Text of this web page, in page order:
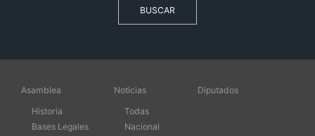
BUSCAR
Asamblea
Historia
Bases Legales
Noticias
Todas
Nacional
Diputados